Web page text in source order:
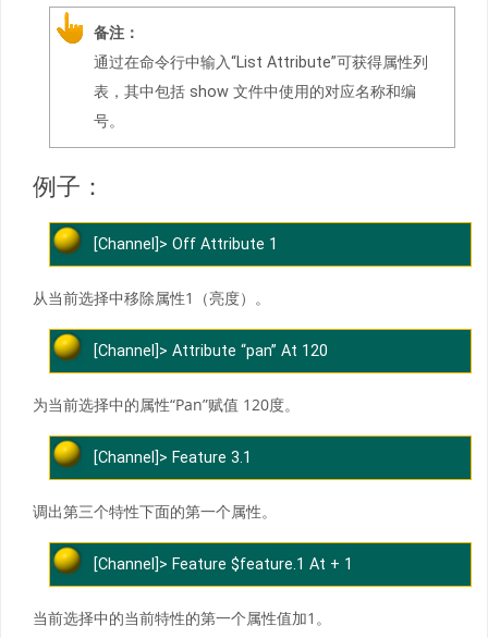
备注：
通过在命令行中输入“List Attribute”可获得属性列
表，其中包括 show 文件中使用的对应名称和编
号。
例子：
[Channel]> ​Off Attribute 1
从当前选择中移除属性1（亮度）。
[Channel]> ​Attribute “pan” At 120
为当前选择中的属性“Pan”赋值 120度。
[Channel]> Feature 3.1
调出第三个特性下面的第一个属性。
[Channel]> Feature $feature.1 At + 1
当前选择中的当前特性的第一个属性值加1。